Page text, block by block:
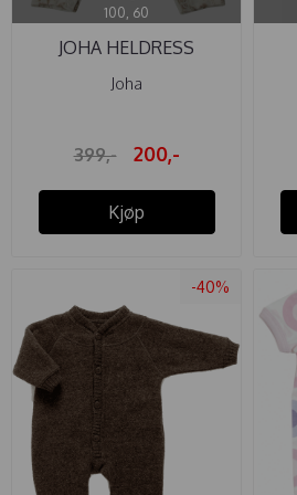
100, 60
JOHA HELDRESS
ULL/SILKE AOP ...
Joha
399,- 200,-
Kjøp
-40%